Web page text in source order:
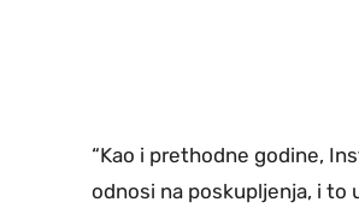
“Kao i prethodne godine,
odnosi na poskupljenja, i to